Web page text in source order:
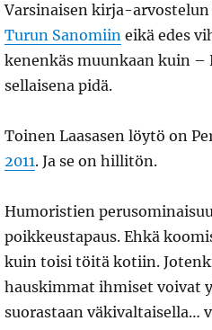
Varsinaisen kirja-
Turun Sanomiineikä edes
kenenkäs muunkaan kuin –
sellaisena pidä.
Toinen Laasasen löytö on
2011. Ja se on hillitön.
Humoristien
poikkeustapaus. Ehkä
kuin toisi töitä kotiin.
hauskimmat ihmiset voivat
suorastaan väkivaltaisella…